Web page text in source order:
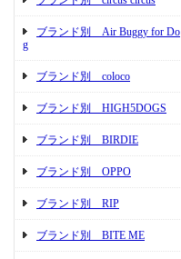
ブランド別 Air Buggy for Do
g
ブランド別 coloco
ブランド別 HIGH5DOGS
ブランド別 BIRDIE
ブランド別 OPPO
ブランド別 RIP
ブランド別 BITE ME